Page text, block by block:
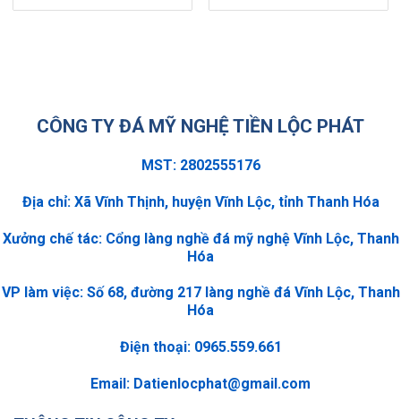
CÔNG TY ĐÁ MỸ NGHỆ TIỀN LỘC PHÁT
MST: 2802555176
Địa chỉ: Xã Vĩnh Thịnh, huyện Vĩnh Lộc, tỉnh Thanh Hóa
Xưởng chế tác: Cổng làng nghề đá mỹ nghệ Vĩnh Lộc, Thanh
Hóa
VP làm việc: Số 68, đường 217 làng nghề đá Vĩnh Lộc, Thanh
Hóa
Điện thoại: 0965.559.661
Email: Datienlocphat@gmail.com